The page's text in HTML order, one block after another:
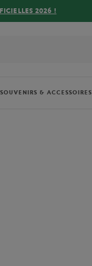
2026 !
SOUVENIRS & ACCESSOIRES